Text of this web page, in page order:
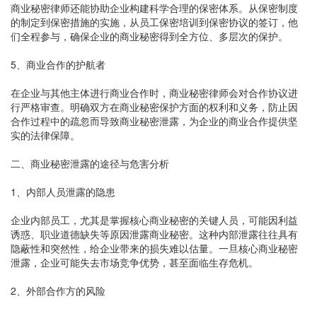
商业秘密律师还能协助企业构建科学合理的保密体系。从保密制度
的制定到保密措施的实施，从员工保密培训到保密协议的签订，他
们全程参与，确保企业的商业秘密得到全方位、多层次的保护。
5、商业合作的护航者
在企业与其他主体进行商业合作时，商业秘密律师会对合作协议进
行严格审查。明确双方在商业秘密保护方面的权利和义务，防止因
合作过程中的疏忽而导致商业秘密泄露，为企业的商业合作提供坚
实的法律保障。
二、商业秘密泄露的途径与危害分析
1、内部人员泄露的隐患
企业内部员工，尤其是掌握核心商业秘密的关键人员，可能因利益
诱惑、职业道德缺失等原因泄露商业秘密。这种内部泄露往往具有
隐蔽性和突然性，给企业带来的损失难以估量。一旦核心商业秘密
泄露，企业可能失去市场竞争优势，甚至面临生存危机。
2、外部合作方的风险